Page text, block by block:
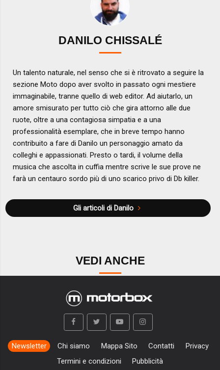
DANILO CHISSALÉ
Un talento naturale, nel senso che si è ritrovato a seguire la
sezione Moto dopo aver svolto in passato ogni mestiere
immaginabile, tranne quello di web editor. Ad aiutarlo, un
amore smisurato per tutto ciò che gira attorno alle due
ruote, oltre a una contagiosa simpatia e a una
professionalità esemplare, che in breve tempo hanno
contribuito a fare di Danilo un personaggio amato da
colleghi e appassionati. Presto o tardi, il volume della
musica che ascolta in cuffia mentre scrive le sue prove ne
farà un centauro sordo più di uno scarico privo di Db killer.
Gli articoli di Danilo
VEDI ANCHE
Newsletter Chi siamo Mappa Sito Contatti
Privacy
Termini e condizioni
Pubblicità